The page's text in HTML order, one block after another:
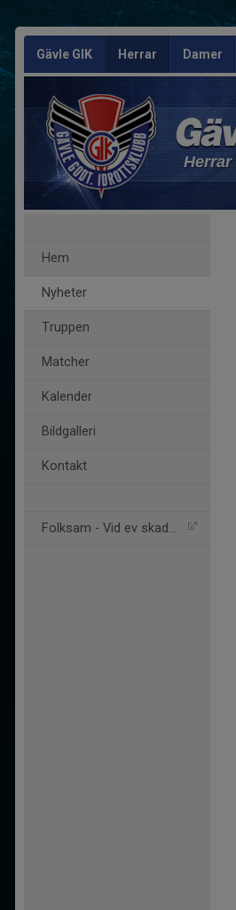
Gävle GIK Herrar Damer
Herrar
Hem
Nyheter
Truppen
Matcher
Kalender
Bildgalleri
Kontakt
Folksam - Vid ev skador